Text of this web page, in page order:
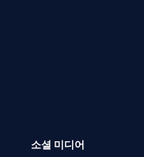
소셜 미디어